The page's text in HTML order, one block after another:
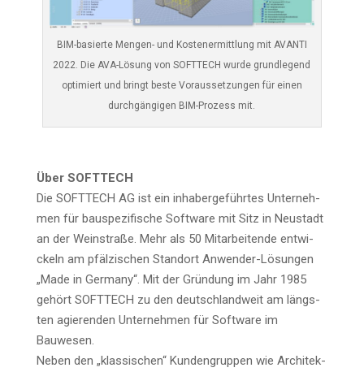
BIM-basier­te Men­gen- und Kos­ten­er­mitt­lung mit AVANTI
2022. Die AVA-Lösung von SOFTTECH wur­de grund­le­gend
opti­miert und bringt bes­te Vor­aus­set­zun­gen für einen
durch­gän­gi­gen BIM-Pro­zess mit.
Über SOFTTECH
Die SOFTTECH AG ist ein inha­ber­ge­führ­tes Unter­neh­
men für bau­spe­zi­fi­sche Soft­ware mit Sitz in Neu­stadt
an der Wein­stra­ße. Mehr als 50 Mit­ar­bei­ten­de ent­wi­
ckeln am pfäl­zi­schen Stand­ort Anwen­der-Lösun­gen
„Made in Ger­ma­ny“. Mit der Grün­dung im Jahr 1985
gehört SOFTTECH zu den deutsch­land­weit am längs­
ten agie­ren­den Unter­neh­men für Soft­ware im
Bauwesen.
Neben den „klas­si­schen“ Kun­den­grup­pen wie Archi­tek­